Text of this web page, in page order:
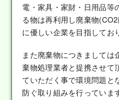
電・家具・家財・日用品等
る物は再利用し廃棄物
に優しい企業を目指してお
また廃棄物につきましては
棄物処理業者と提携させて
ていただく事で環境問題と
防ぐ取り組みを行っていま